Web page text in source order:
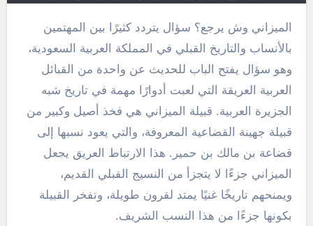
بالأنساب والتاريخ القبلي في المملكة العربية السعودية،
وهو سؤال يفتح الباب للحديث عن واحدة من القبائل
العربية العريقة التي لعبت أدوارًا مهمة في تاريخ شبه
الجزيرة العربية. قبيلة الميزاني هي فخذ أصيل وكبير من
قبيلة جهينة القضاعية المعروفة، والتي يعود نسبها إلى
قضاعة بن مالك بن حمير. هذا الارتباط العريق يجعل
الميزاني جزءًا لا يتجزأ من النسيج القبلي القديم،
ويمنحهم تاريخًا غنيًا يمتد لقرون طويلة، وتفخر القبيلة
بكونها جزءًا من هذا النسب الشريف.